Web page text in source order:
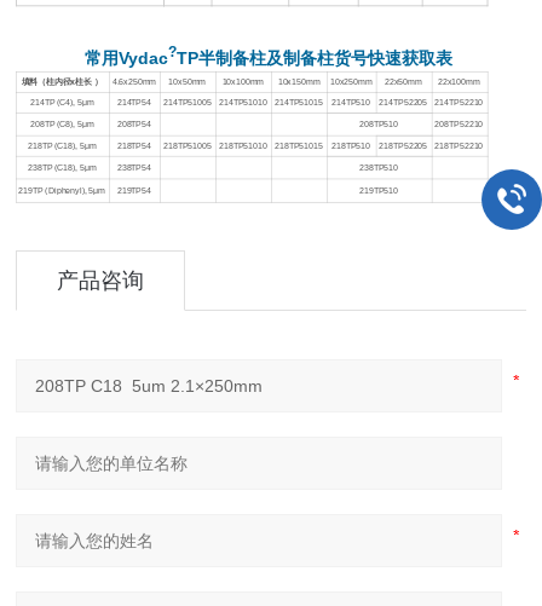
常用Vydac?TP半制备柱及制备柱货号快速获取表
填料（柱内径x柱长 ） 4.6x250mm 10x50mm 10x100mm 10x150mm 10x250mm 22x50mm 22x100mm
214TP (C4), 5μm 214TP54 214TP51005 214TP51010 214TP51015 214TP510 214TP52205 214TP52210
208TP (C8), 5μm 208TP54 208TP510 208TP52210
218TP (C18), 5μm 218TP54 218TP51005 218TP51010 218TP51015 218TP510 218TP52205 218TP52210
238TP (C18), 5μm 238TP54 238TP510
219TP (Diphenyl), 5μm 219TP54 219TP510
产品咨询